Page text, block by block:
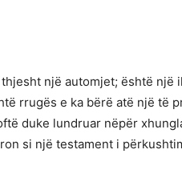
një automjet; është një
rrugës e ka bërë atë një të
duke lundruar nëpër
si një testament i